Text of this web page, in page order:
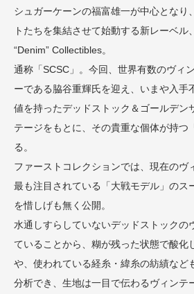
シュガーケーンの福富雄一が中心となり
トたちを集結させて始動する新レーベル
“Denim” Collectibles。
通称「SCSC」。今回、世界有数のヴィ
ーである脇谷重輝氏を迎え、いまや入手
値を持ったデッドストック＆ゴールデン
テージをもとに、その貴重な個体が持つ
る。
ファーストコレクションでは、現在のヴ
最も注目されている「大戦モデル」のス
を惜しげも無く公開。
水通しすらしていないデッドストックの
ていることから、糊が残った状態で酸化
や、使われている経糸・緯糸の紡績など
分析でき、生地は一目で伝わるヴィンテ